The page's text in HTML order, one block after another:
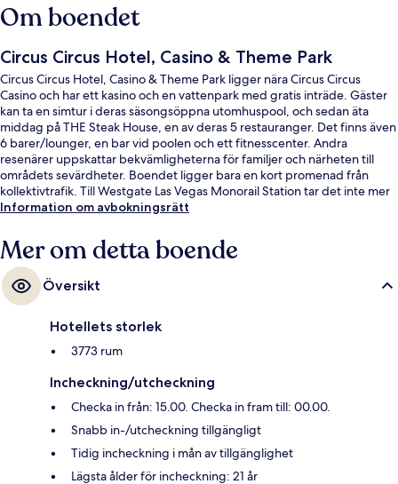
Om boendet
Circus Circus Hotel, Casino & Theme Park
Circus Circus Hotel, Casino & Theme Park ligger nära Circus Circus
Casino och har ett kasino och en vattenpark med gratis inträde. Gäster
kan ta en simtur i deras säsongsöppna utomhuspool, och sedan äta
middag på THE Steak House, en av deras 5 restauranger. Det finns även
6 barer/lounger, en bar vid poolen och ett fitnesscenter. Andra
resenärer uppskattar bekvämligheterna för familjer och närheten till
områdets sevärdheter. Boendet ligger bara en kort promenad från
kollektivtrafik. Till Westgate Las Vegas Monorail Station tar det inte mer
än 14 minuter att gå.
Information om avbokningsrätt
Mer om detta boende
Översikt
Hotellets storlek
3773 rum
Incheckning/utcheckning
Checka in från: 15.00. Checka in fram till: 00.00.
Snabb in-/utcheckning tillgängligt
Tidig incheckning i mån av tillgänglighet
Lägsta ålder för incheckning: 21 år